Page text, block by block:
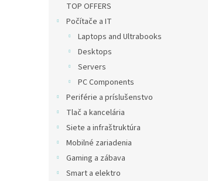
TOP OFFERS
Počítače a IT
Laptops and Ultrabooks
Desktops
Servers
PC Components
Periférie a príslušenstvo
Tlač a kancelária
Siete a infraštruktúra
Mobilné zariadenia
Gaming a zábava
Smart a elektro